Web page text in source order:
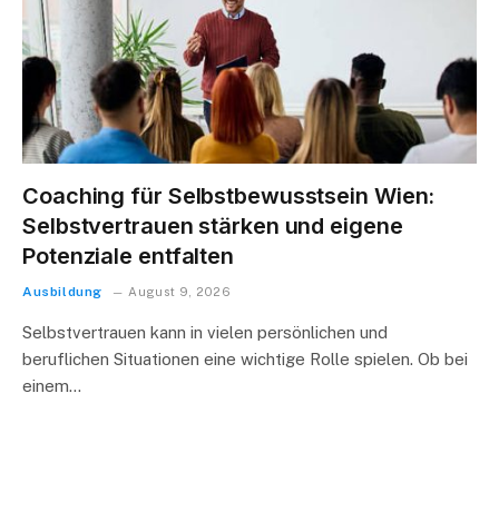
Coaching für Selbstbewusstsein Wien:
Selbstvertrauen stärken und eigene
Potenziale entfalten
Ausbildung August 9, 2026
Selbstvertrauen kann in vielen persönlichen und
beruflichen Situationen eine wichtige Rolle spielen. Ob bei
einem…